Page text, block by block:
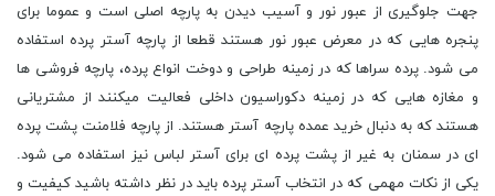
جهت جلوگیری از عبور نور و آسیب دیدن به پارچه اصلی است و عموما برای
پنجره هایی که در معرض عبور نور هستند قطعا از پارچه آستر پرده استفاده
می شود. پرده سراها که در زمینه طراحی و دوخت انواع پرده، پارچه فروشی ها
و مغازه هایی که در زمینه دکوراسیون داخلی فعالیت میکنند از مشتریانی
هستند که به دنبال خرید عمده پارچه آستر هستند. از پارچه فلامنت پشت پرده
ای در سمنان به غیر از پشت پرده ای برای آستر لباس نیز استفاده می شود.
یکی از نکات مهمی که در انتخاب آستر پرده باید در نظر داشته باشید کیفیت و